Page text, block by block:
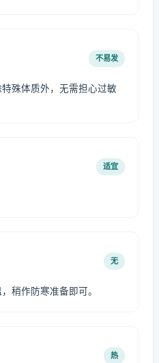
不易发
殊体质外，无需担心过敏
适宜
无
稍作防寒准备即可。
热